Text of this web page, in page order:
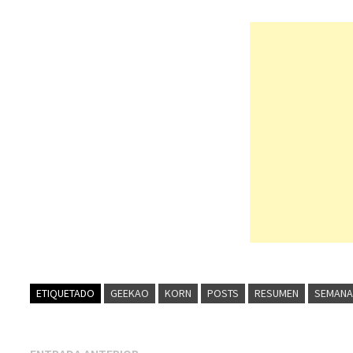
ETIQUETADO GEEKAO KORN POSTS RESUMEN